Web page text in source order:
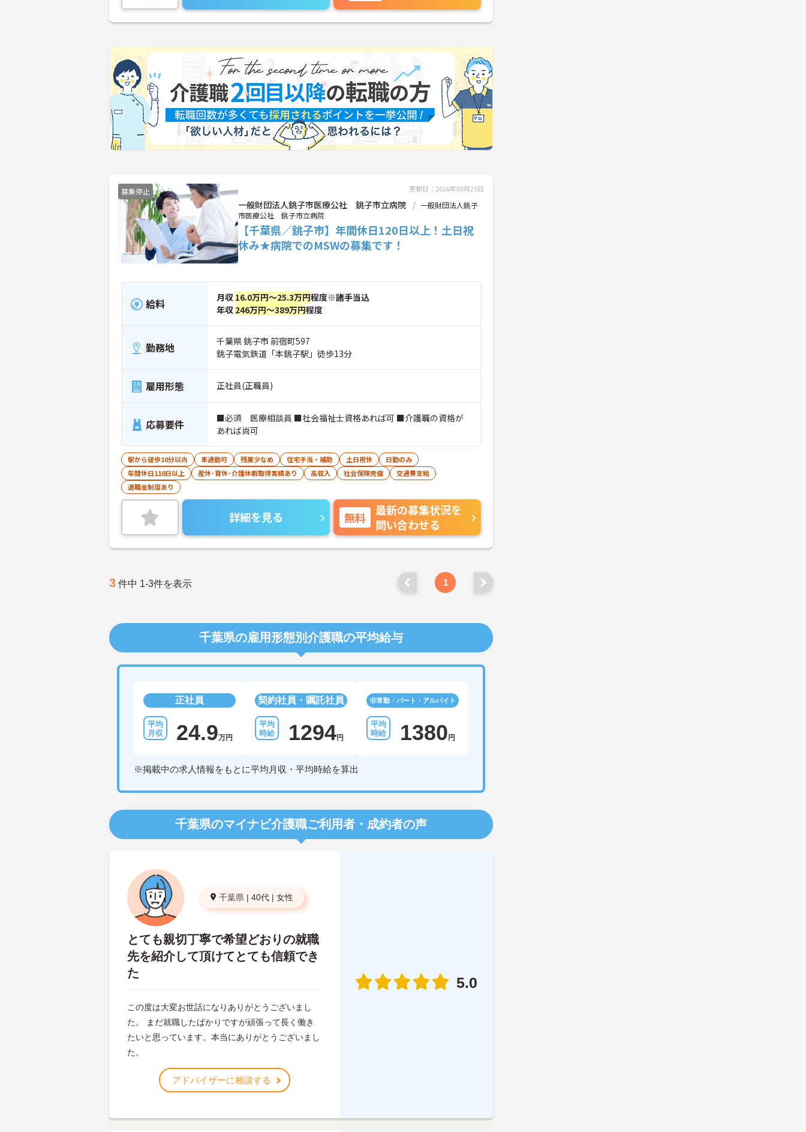
募集停止 更新日：2026年03月25日
一般財団法人銚子市医療公社 銚子市立病院
一般財団法人銚子
市医療公社 銚子市立病院
【千葉県／銚子市】年間休日120日以上！土日祝
休み★病院でのMSWの募集です！
給料 月収 16.0万円～25.3万円程度※諸手当込
年収 246万円～389万円程度
勤務地
千葉県 銚子市 前宿町597
銚子電気鉄道「本銚子駅」徒歩13分
雇用形態 正社員(正職員)
応募要件
■必須 医療相談員 ■社会福祉士資格あれば可 ■介護職の資格が
あれば尚可
駅から徒歩10分以内 車通勤可 残業少なめ 住宅手当・補助 土日祝休
日勤のみ
年間休日110日以上
産休･育休･介護休暇取得実績あり 高収入 社会保険完備
交通費支給
退職金制度あり
詳細を見る 無料
最新の募集状況を
問い合わせる
3 件中 1-3件を表示 1
千葉県の雇用形態別介護職の平均給与
正社員
24.9万円
契約社員・嘱託社員
1294円
非常勤・パート・アルバイト
1380 円
※掲載中の求人情報をもとに平均月収・平均時給を算出
千葉県のマイナビ介護職ご利用者・成約者の声
千葉県 | 40代 | 女性
とても親切丁寧で希望どおりの就職
先を紹介して頂けてとても信頼でき
た
この度は大変お世話になりありがとうございまし
た。 まだ就職したばかりですが頑張って長く働き
たいと思っています。本当にありがとうございまし
た。
アドバイザーに相談する
5.0